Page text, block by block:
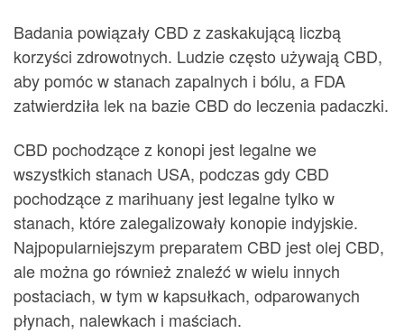
Badania powiązały CBD z zaskakującą liczbą
korzyści zdrowotnych. Ludzie często używają CBD,
aby pomóc w stanach zapalnych i bólu, a FDA
zatwierdziła lek na bazie CBD do leczenia padaczki.
CBD pochodzące z konopi jest legalne we
wszystkich stanach USA, podczas gdy CBD
pochodzące z marihuany jest legalne tylko w
stanach, które zalegalizowały konopie indyjskie.
Najpopularniejszym preparatem CBD jest olej CBD,
ale można go również znaleźć w wielu innych
postaciach, w tym w kapsułkach, odparowanych
płynach, nalewkach i maściach.